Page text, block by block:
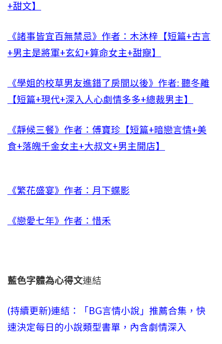
+甜文】
《諸事皆宜百無禁忌》作者：木沐梓【短篇+古言
+男主是將軍+玄幻+算命女主+甜寵】
《學姐的校草男友進錯了房間以後》作者: 聽冬離
【短篇+現代+深入人心劇情多多+總裁男主】
《靜候三餐》作者：傅寶珍【短篇+暗戀言情+美
食+落魄千金女主+大叔文+男主開店】
《繁花盛宴》作者：月下蝶影
《戀愛七年》作者：惜禾
藍色字體為心得文連結
(持續更新)連結：「BG言情小說」推薦合集，快
速決定每日的小說類型書單，內含劇情深入